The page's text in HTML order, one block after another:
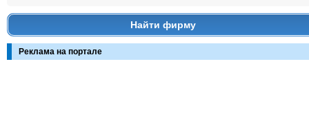
Найти фирму
Реклама на портале